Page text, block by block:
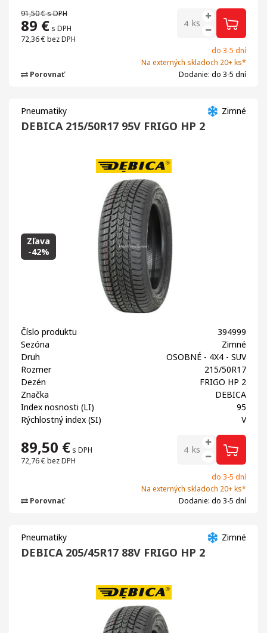
91,50 €s DPH
89 € s DPH
72,36 € bez DPH
ks
do 3-5 dní
Na externých skladoch 20+ ks*
Dodanie: do 3-5 dní
Porovnať
Zimné
Pneumatiky
DEBICA 215/50R17 95V FRIGO HP 2
Zľava
-42%
Číslo produktu
394999
Sezóna
Zimné
Druh
OSOBNÉ - 4X4 - SUV
Rozmer
215/50R17
Dezén
FRIGO HP 2
Značka
DEBICA
Index nosnosti (LI)
95
Rýchlostný index (SI)
V
89,50 € s DPH
72,76 € bez DPH
ks
do 3-5 dní
Na externých skladoch 20+ ks*
Dodanie: do 3-5 dní
Porovnať
Zimné
Pneumatiky
DEBICA 205/45R17 88V FRIGO HP 2